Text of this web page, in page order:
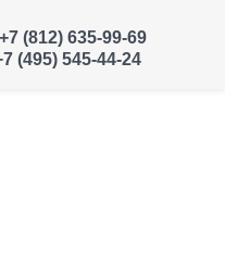
+7 (812) 635-99-69
(495) 545-44-24